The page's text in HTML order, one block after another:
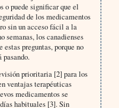
o puede significar que el
de los medicamentos
sin un acceso fácil a la
semanas, los canadienses
preguntas, porque no
pasando.
prioritaria [2] para los
ventajas terapéuticas
medicamentos se
habituales [3]. Sin